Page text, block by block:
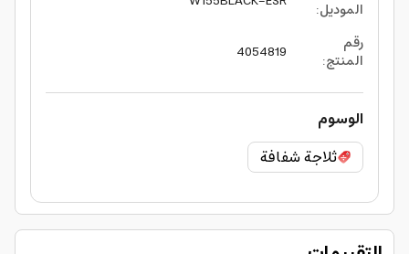
الموديل:
رقم
المنتج:
4054819
الوسوم
ثلاجة شفافة